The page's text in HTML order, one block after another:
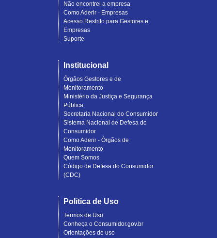
Não encontrei a empresa
Como Aderir - Empresas
Acesso Restrito para Gestores e
Empresas
Suporte
Institucional
Órgãos Gestores e de
Monitoramento
Ministério da Justiça e Segurança
Pública
Secretaria Nacional do Consumidor
Sistema Nacional de Defesa do
Consumidor
Como Aderir - Órgãos de
Monitoramento
Quem Somos
Código de Defesa do Consumidor
(CDC)
Política de Uso
Termos de Uso
Conheça o Consumidor.gov.br
Orientações de uso